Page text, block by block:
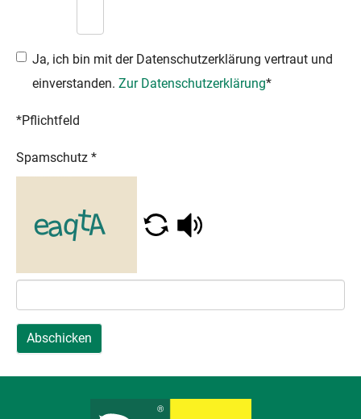
Ja, ich bin mit der Datenschutzerklärung vertraut und
einverstanden. Zur Datenschutzerklärung*
*Pflichtfeld
Spamschutz *
Abschicken